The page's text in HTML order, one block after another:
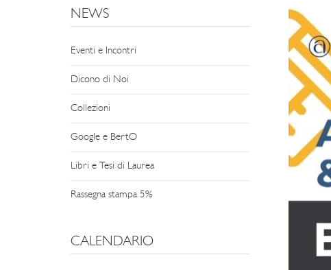
NEWS
Eventi e Incontri
Dicono di Noi
Collezioni
Google e BertO
Libri e Tesi di Laurea
Rassegna stampa 5%
CALENDARIO